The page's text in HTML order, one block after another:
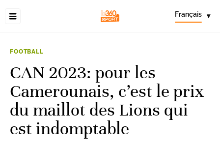
Français ▾
FOOTBALL
CAN 2023: pour les
Camerounais, c’est le prix
du maillot des Lions qui
est indomptable